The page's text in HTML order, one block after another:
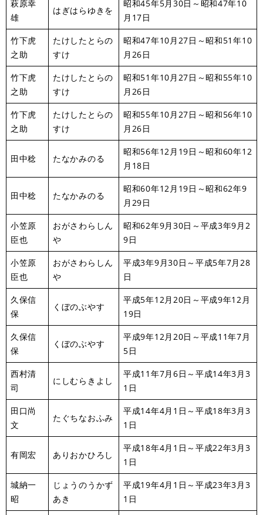
萩原幸
雄
はぎはらゆきを
昭和45年5月30日～昭和47年10
月17日
竹下虎
之助
たけしたとらの
すけ
昭和47年10月27日～昭和51年10
月26日
竹下虎
之助
たけしたとらの
すけ
昭和51年10月27日～昭和55年10
月26日
竹下虎
之助
たけしたとらの
すけ
昭和55年10月27日～昭和56年10
月26日
田中稔 たなかみのる
昭和56年12月19日～昭和60年12
月18日
田中稔 たなかみのる
昭和60年12月19日～昭和62年9
月29日
小笠原
臣也
おがさわらしん
や
昭和62年9月30日～平成3年9月2
9日
小笠原
臣也
おがさわらしん
や
平成3年9月30日～平成5年7月28
日
久保信
保
くぼのぶやす
平成5年12月20日～平成9年12月
19日
久保信
保
くぼのぶやす
平成9年12月20日～平成11年7月
5日
西村清
司
にしむらきよし
平成11年7月6日～平成14年3月3
1日
田口尚
文
たぐちなおふみ
平成14年4月1日～平成18年3月3
1日
有岡宏 ありおかひろし
平成18年4月1日～平成22年3月3
1日
城納一
昭
じょうのうかず
あき
平成19年4月1日～平成23年3月3
1日